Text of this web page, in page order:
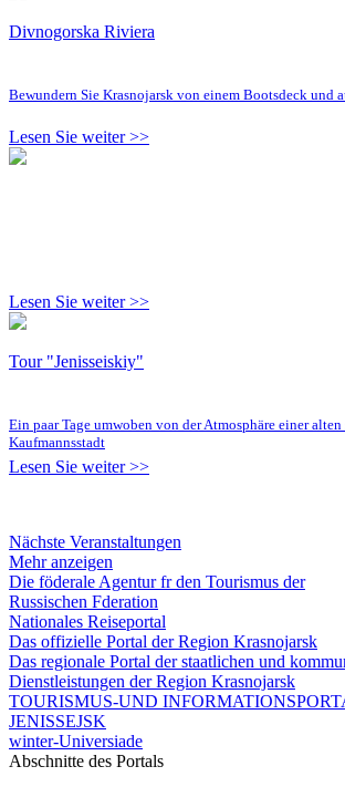
Divnogorska Riviera
Bewundern Sie Krasnojarsk von einem Bootsdeck und
Lesen Sie weiter >>
Lesen Sie weiter >>
Tour "Jenisseiskiy"
Ein paar Tage umwoben von der Atmosphäre einer
Kaufmannsstadt
Lesen Sie weiter >>
Nächste Veranstaltungen
Mehr anzeigen
Die föderale Agentur fr den Tourismus der
Russischen Fderation
Nationales Reiseportal
Das offizielle Portal der Region Krasnojarsk
Das regionale Portal der staatlichen und
Dienstleistungen der Region Krasnojarsk
TOURISMUS-UND
JENISSEJSK
winter-Universiade
Abschnitte des Portals